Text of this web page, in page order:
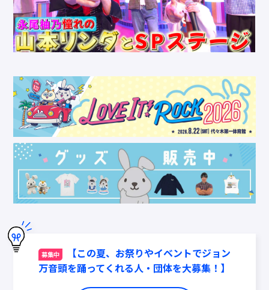
募集中
【この夏、お祭りやイベントでジョン
万音頭を踊ってくれる人・団体を大募集！】